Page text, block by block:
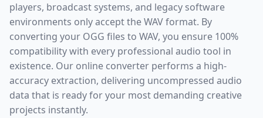
players, broadcast systems, and legacy software
environments only accept the WAV format. By
converting your OGG files to WAV, you ensure 100%
compatibility with every professional audio tool in
existence. Our online converter performs a high-
accuracy extraction, delivering uncompressed audio
data that is ready for your most demanding creative
projects instantly.